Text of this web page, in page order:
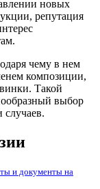
новых
репутация
чему в нем
композиции,
Такой
выбор
случаев.
и документы на